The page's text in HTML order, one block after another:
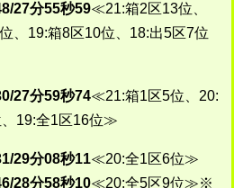
27分55秒59≪21:箱2区13位、
、19:箱8区10位、18:出5区7位
27分59秒74≪21:箱1区5位、20:
19:全1区16位≫
29分08秒11≪20:全1区6位≫
28分58秒10≪20:全5区9位≫※